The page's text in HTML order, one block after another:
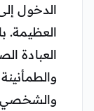
الدخول
العظيمة.
العبادة
والشخصي